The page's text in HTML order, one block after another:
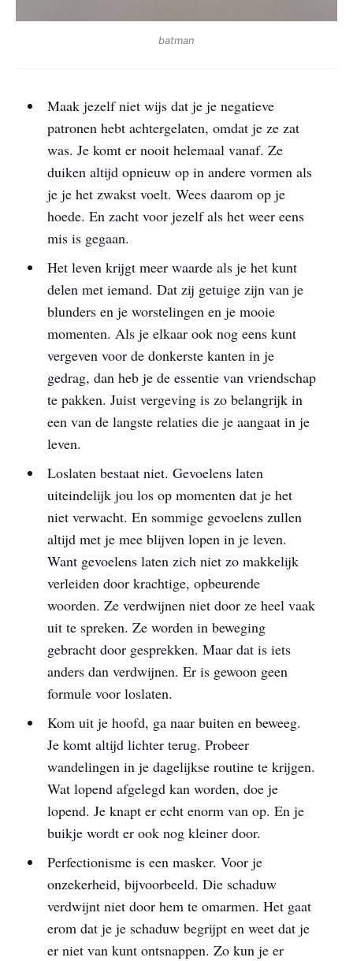
batman
Maak jezelf niet wijs dat je je negatieve
patronen hebt achtergelaten, omdat je ze zat
was. Je komt er nooit helemaal vanaf. Ze
duiken altijd opnieuw op in andere vormen als
je je het zwakst voelt. Wees daarom op je
hoede. En zacht voor jezelf als het weer eens
mis is gegaan.
Het leven krijgt meer waarde als je het kunt
delen met iemand. Dat zij getuige zijn van je
blunders en je worstelingen en je mooie
momenten. Als je elkaar ook nog eens kunt
vergeven voor de donkerste kanten in je
gedrag, dan heb je de essentie van vriendschap
te pakken. Juist vergeving is zo belangrijk in
een van de langste relaties die je aangaat in je
leven.
Loslaten bestaat niet. Gevoelens laten
uiteindelijk jou los op momenten dat je het
niet verwacht. En sommige gevoelens zullen
altijd met je mee blijven lopen in je leven.
Want gevoelens laten zich niet zo makkelijk
verleiden door krachtige, opbeurende
woorden. Ze verdwijnen niet door ze heel vaak
uit te spreken. Ze worden in beweging
gebracht door gesprekken. Maar dat is iets
anders dan verdwijnen. Er is gewoon geen
formule voor loslaten.
Kom uit je hoofd, ga naar buiten en beweeg.
Je komt altijd lichter terug. Probeer
wandelingen in je dagelijkse routine te krijgen.
Wat lopend afgelegd kan worden, doe je
lopend. Je knapt er echt enorm van op. En je
buikje wordt er ook nog kleiner door.
Perfectionisme is een masker. Voor je
onzekerheid, bijvoorbeeld. Die schaduw
verdwijnt niet door hem te omarmen. Het gaat
erom dat je je schaduw begrijpt en weet dat je
er niet van kunt ontsnappen. Zo kun je er